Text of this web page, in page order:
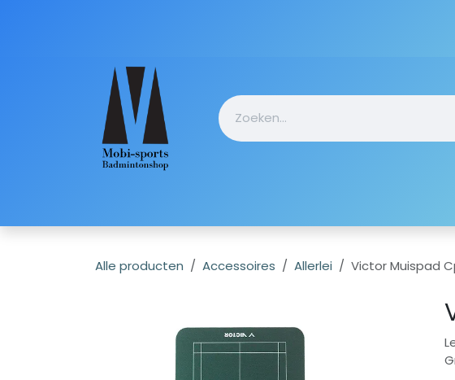
Alle producten Accessoires Allerlei Victor Muispad